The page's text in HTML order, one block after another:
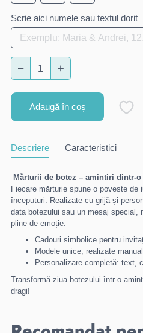
Scrie aici numele sau textul dorit
Adaugă în coș
Descriere Caracteristici
Mărturii de botez – amintiri dintr-o
Fiecare mărturie spune o poveste de
începuturi. Realizate cu grijă și
data botezului sau un mesaj special,
pline de emoție.
Cadouri simbolice pentru
Modele unice, realizate manual
Personalizare completă: text,
Transformă ziua botezului într-o
dragi!